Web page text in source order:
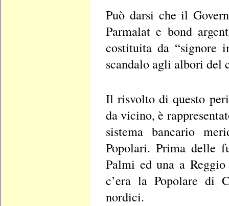
Può darsi che il
Parmalat e bond
costituita da “signore
scandalo agli albori
Il risvolto di questo
da vicino, è
sistema bancario
Popolari. Prima delle
Palmi ed una a
c’era la Popolare di
nordici.